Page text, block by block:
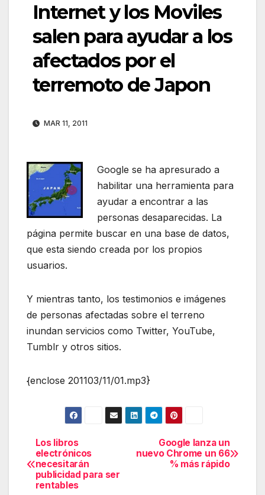
Internet y los Moviles
salen para ayudar a los
afectados por el
terremoto de Japon
MAR 11, 2011
Google se ha apresurado a
habilitar una herramienta para
ayudar a encontrar a las
personas desaparecidas. La
página permite buscar en una base de datos,
que esta siendo creada por los propios
usuarios.
Y mientras tanto, los testimonios e imágenes
de personas afectadas sobre el terreno
inundan servicios como Twitter, YouTube,
Tumblr y otros sitios.
{enclose 201103/11/01.mp3}
Navegación
de
Google lanza un
nuevo Chrome un 66
% más rápido
Los libros
electrónicos
necesitarán
publicidad para ser
rentables